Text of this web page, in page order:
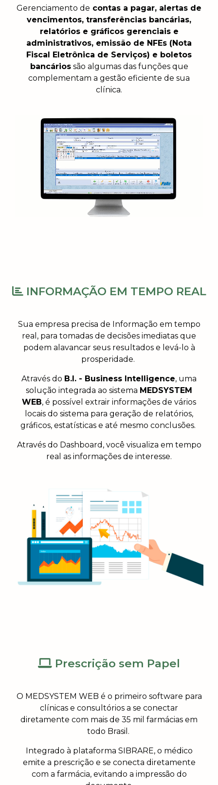
Gerenciamento de contas a pagar, alertas de
vencimentos, transferências bancárias,
relatórios e gráficos gerenciais e
administrativos, emissão de NFEs (Nota
Fiscal Eletrônica de Serviços) e boletos
bancáriossão algumas das funções que
complementam a gestão eficiente de sua
clínica.
INFORMAÇÃO EM TEMPO REAL
Sua empresa precisa de Informação em tempo
real, para tomadas de decisões imediatas que
podem alavancar seus resultados e levá-lo à
prosperidade.
Através do B.I. - Business Intelligence, uma
solução integrada ao sistema MEDSYSTEM
WEB, é possível extrair informações de vários
locais do sistema para geração de relatórios,
gráficos, estatísticas e até mesmo conclusões.
Através do Dashboard, você visualiza em tempo
real as informações de interesse.
Prescrição sem Papel
O MEDSYSTEM WEB é o primeiro software para
clínicas e consultórios a se conectar
diretamente com mais de 35 mil farmácias em
todo Brasil.
Integrado à plataforma SIBRARE, o médico
emite a prescrição e se conecta diretamente
com a farmácia, evitando a impressão do